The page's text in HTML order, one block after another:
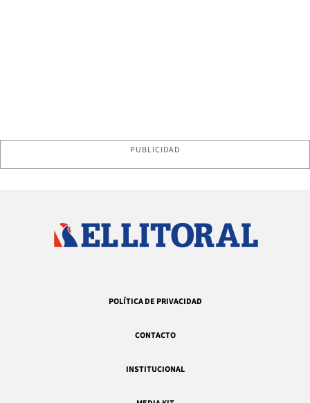
PUBLICIDAD
POLÍTICA DE PRIVACIDAD
CONTACTO
INSTITUCIONAL